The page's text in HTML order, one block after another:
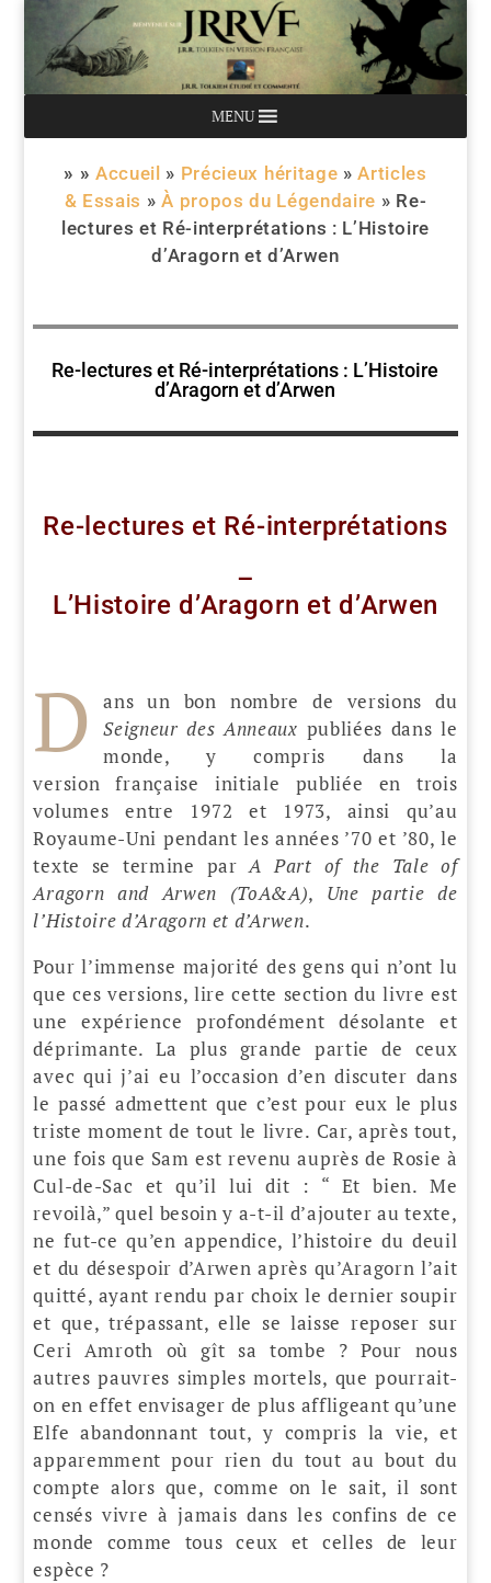
MENU
» » Accueil » Précieux héritage »Articles
& Essais »À propos du Légendaire » Re-
lectures et Ré-interprétations : L’Histoire
d’Aragorn et d’Arwen
Re-lectures et Ré-interprétations : L’Histoire
d’Aragorn et d’Arwen
Re-lectures et Ré-interprétations
–
L’Histoire d’Aragorn et d’Arwen
D
ans un bon nombre de versions du
Seigneur des Anneaux publiées dans le
monde, y compris dans la
version française initiale publiée en trois
volumes entre 1972 et 1973, ainsi qu’au
Royaume-Uni pendant les années ’70 et ’80, le
texte se termine parA Part of the Tale of
Aragorn and Arwen (ToA&A), Une partie de
l’Histoire d’Aragorn et d’Arwen.
Pour l’immense majorité des gens qui n’ont lu
que ces versions, lire cette section du livre est
une expérience profondément désolante et
déprimante. La plus grande partie de ceux
avec qui j’ai eu l’occasion d’en discuter dans
le passé admettent que c’est pour eux le plus
triste moment de tout le livre. Car, après tout,
une fois que Sam est revenu auprès de Rosie à
Cul-de-Sac et qu’il lui dit : “ Et bien. Me
revoilà,” quel besoin y a-t-il d’ajouter au texte,
ne fut-ce qu’en appendice, l’histoire du deuil
et du désespoir d’Arwen après qu’Aragorn l’ait
quitté, ayant rendu par choix le dernier soupir
et que, trépassant, elle se laisse reposer sur
Ceri Amroth où gît sa tombe ? Pour nous
autres pauvres simples mortels, que pourrait-
on en effet envisager de plus affligeant qu’une
Elfe abandonnant tout, y compris la vie, et
apparemment pour rien du tout au bout du
compte alors que, comme on le sait, il sont
censés vivre à jamais dans les confins de ce
monde comme tous ceux et celles de leur
espèce ?